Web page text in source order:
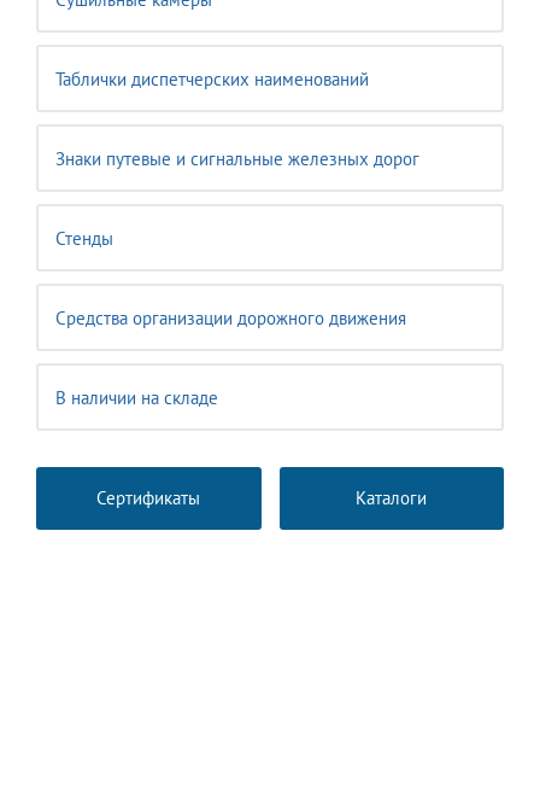
Таблички диспетчерских наименований
Знаки путевые и сигнальные железных дорог
Стенды
Средства организации дорожного движения
В наличии на складе
Сертификаты Каталоги